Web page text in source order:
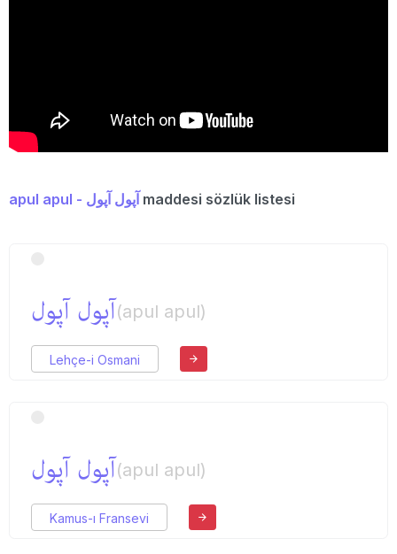
apul apul - آپول آپول maddesi sözlük listesi
آپول آپول(apul apul)
Lehçe-i Osmani
آپول آپول(apul apul)
Kamus-ı Fransevi